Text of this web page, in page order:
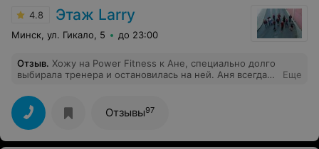
именно к ней, так как она заряжает позитивом и
энергией) все доходчиво объясняет, помогает
поставить технику и к каждому находит
питание и посчитать кбжу! Алина всегда на связи, если
возникнут какие-то вопросы или нужна будет
4.8 Этаж Larry
Минск, ул. Гикало, 5 до 23:00
Отзыв. Хожу на Power Fitness к Ане, специально долго
выбирала тренера и остановилась на ней. Аня всегда
навредила здоровью (суставам, коленям, спине), что
очень важно. Тренировки раз от раза всегда
отличаются и на разные группы мышц, нравится в
конце расслабляющая часть. Очень довольна
качеством тренера. Сама студия с приятным дизайном,
Еще
Отзывы97